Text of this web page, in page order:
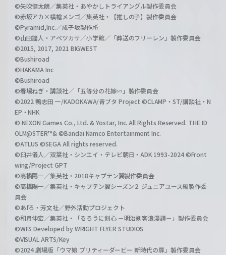
©矢吹健太朗／集英社・あやかしトライアングル製作委員会
©赤坂アカ×横槍メンゴ／集英社・【推しの子】製作委員会
©Pyramid,Inc.／成子坂製作所
©山田鐘人・アベツカサ／小学館／「葬送のフリーレン」製作委員会
©2015, 2017, 2021 BIGWEST
©Bushiroad
©HAKAMA Inc
©Bushiroad
©春場ねぎ・講談社／「五等分の花嫁∽」製作委員会
©2022 鴨志田 一/KADOKAWA/青ブタ Project ©CLAMP・ST/講談社・N
EP・NHK
© NEXON Games Co., Ltd. & Yostar, Inc. All Rights Reserved. THE ID
OLM@STER™& ©Bandai Namco Entertainment Inc.
©ATLUS ©SEGA All rights reserved.
©臼井儀人／双葉社・シンエイ・テレビ朝日・ADK 1993-2024 ©Front
wing/Project GPT
©高橋陽一／集英社・2018キャプテン翼製作委員会
©高橋陽一／集英社・キャプテン翼シーズン２ ジュニアユース編製作委
員会
©あfろ・芳文社／野外活動プロジェクト
©和月伸宏／集英社・「るろうに剣心 －明治剣客浪漫譚－」製作委員会
©WFS Developed by WRIGHT FLYER STUDIOS
©VISUAL ARTS/Key
©2024 劇場版「ウマ娘 プリティーダービー 新時代の扉」製作委員会